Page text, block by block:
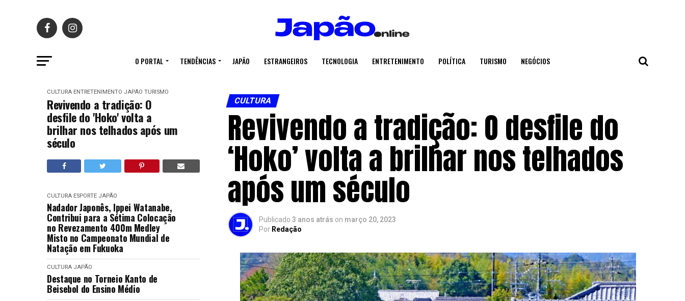
O PORTAL TENDÊNCIAS JAPÃO ESTRANGEIROS TECNOLOGIA ENTRETENIMENTO POLÍTICA TURISMO NEGÓCIOS
CULTURA ENTRETENIMENTO JAPÃO TURISMO
Revivendo a tradição: O
desfile do 'Hoko' volta a
brilhar nos telhados após um
século
CULTURA ESPORTE JAPÃO
Nadador Japonês, Ippei Watanabe,
Contribui para a Sétima Colocação
no Revezamento 400m Medley
Misto no Campeonato Mundial de
Natação em Fukuoka
CULTURA JAPÃO
Destaque no Torneio Kanto de
Beisebol do Ensino Médio
CULTURA
Revivendo a tradição: O desfile do
‘Hoko’ volta a brilhar nos telhados
após um século
Publicado 3 anos atrás on março 20, 2023
Por Redação